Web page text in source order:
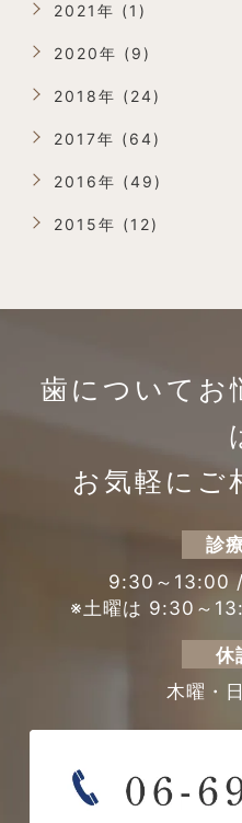
2021年 (1)
2020年 (9)
2018年 (24)
2017年 (64)
2016年 (49)
2015年 (12)
歯についてお
お気軽にご
診
9:30～13:00
※土曜は 9:30～
休
木曜・